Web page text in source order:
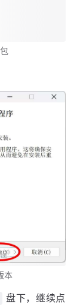
本
盘下，继续点